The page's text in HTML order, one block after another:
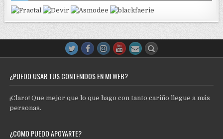
¿PUEDO USAR TUS CONTENIDOS EN MI WEB?
¡Claro! Que mejor que lo que hago con tanto cariño llegue a más
personas.
¿CÓMO PUEDO APOYARTE?